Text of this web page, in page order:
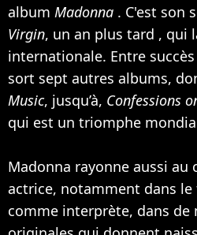
album Madonna . C'est son
Virgin, un an plus tard , qui
internationale. Entre
sort sept autres albums,
Music, jusqu’à, Confessions
qui est un triomphe
Madonna rayonne aussi au
actrice, notamment dans le
comme interprète, dans de